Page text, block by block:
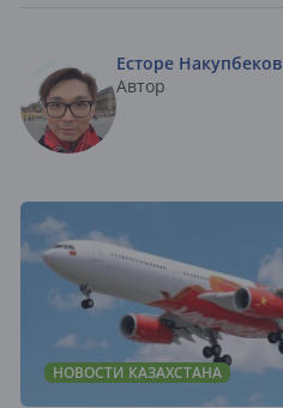
Есторе Накупбеков
Автор
НОВОСТИ КАЗАХСТАНА